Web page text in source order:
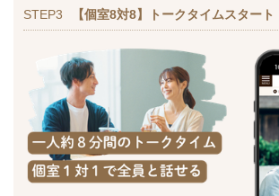
STEP3 【個室8対8】トークタイムスタート